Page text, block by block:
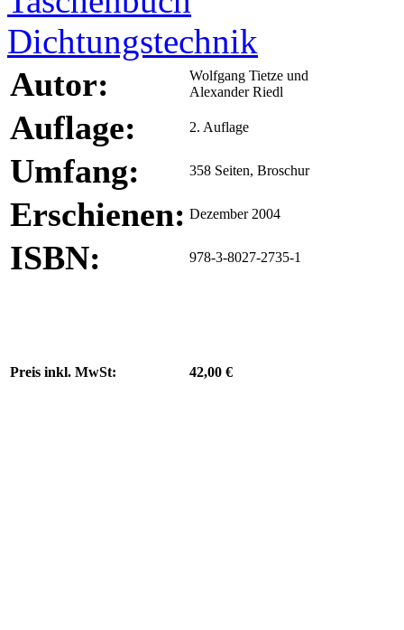
Autor:
Wolfgang Tietze und
Alexander Riedl
Auflage: 2. Auflage
Umfang: 358 Seiten, Broschur
Erschienen: Dezember 2004
ISBN: 978-3-8027-2735-1
Preis inkl. MwSt: 42,00 €